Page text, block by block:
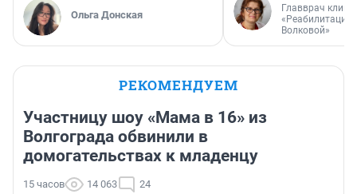
Ольга Донская
Главврач
«Реабилитация
Волковой»
РЕКОМЕНДУЕМ
Участницу шоу «Мама в 16» из
Волгограда обвинили в
домогательствах к младенцу
15 часов 14 063 24